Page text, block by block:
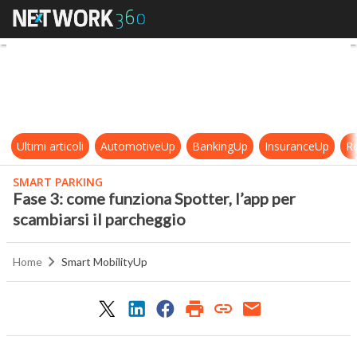
Fase 3: come funziona Spotter,
Ultimi articoli AutomotiveUp BankingUp InsuranceUp
SMART PARKING
Fase 3: come funziona Spotter, l’app per
scambiarsi il parcheggio
Home Smart MobilityUp